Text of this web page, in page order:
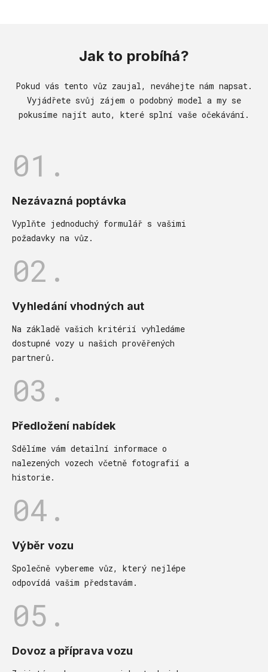
Jak to probíhá?
Pokud vás tento vůz zaujal, neváhejte nám napsat.
Vyjádřete svůj zájem o podobný model a my se
pokusíme najít auto, které splní vaše očekávání.
01.
Nezávazná poptávka
Vyplňte jednoduchý formulář s vašimi
požadavky na vůz.
02.
Vyhledání vhodných aut
Na základě vašich kritérií vyhledáme
dostupné vozy u našich prověřených
partnerů.
03.
Předložení nabídek
Sdělíme vám detailní informace o
nalezených vozech včetně fotografií a
historie.
04.
Výběr vozu
Společně vybereme vůz, který nejlépe
odpovídá vašim představám.
05.
Dovoz a příprava vozu